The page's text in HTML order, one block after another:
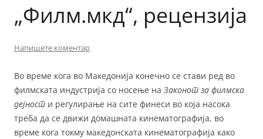
„Филм.мкд“, рецензија
Напишете коментар
Во време кога во Македонија конечно се стави ред во
филмската индустрија со носење на Законот за филмска
дејност и регулирање на сите финеси во која насока
треба да се движи домашната кинематографија, во
време кога токму македонската кинематографија како